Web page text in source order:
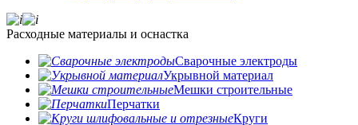
Расходные материалы и оснастка
Сварочные электроды
Укрывной материал
Мешки строительные
Перчатки
Круги